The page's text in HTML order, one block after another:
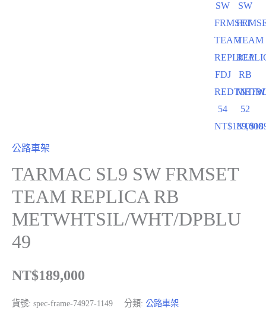
SW
FRMSET
TEAM
REPLICA
FDJ
REDTNT/
54
NT$189,000
SW
TEAM
RB
52
NT$
公路車架
TARMAC SL9 SW FRMSET
TEAM REPLICA RB
METWHTSIL/WHT/DPBLU
49
NT$189,000
貨號: spec-frame-74927-1149 分類: 公路車架